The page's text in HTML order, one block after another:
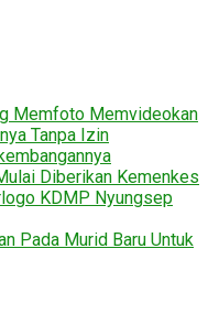
Memfoto Memvideokan
Tanpa Izin
Diberikan Kemenkes
KDMP Nyungsep
Pada Murid Baru Untuk